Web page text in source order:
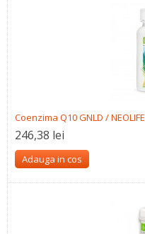
Coenzima Q10 GNLD / NEOLIFE
246,38 lei
Adauga in cos